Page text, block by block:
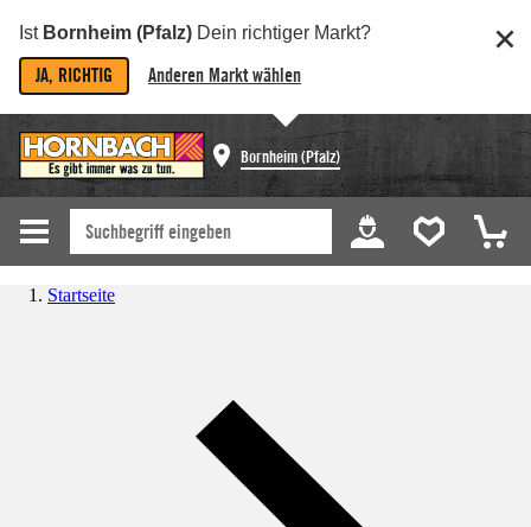
Ist Bornheim (Pfalz) Dein richtiger Markt?
JA, RICHTIG Anderen Markt wählen
Bornheim (Pfalz)
Startseite